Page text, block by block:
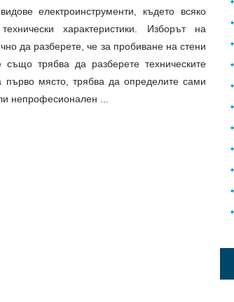
електроинструменти, където всяко
характеристики. Изборът на
да разберете, че за пробиване на стени
трябва да разберете техническите
първо място, трябва да определите сами
непрофесионален ...